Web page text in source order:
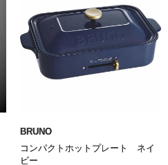
BRUNO
コンパクトホットプレート ネイ
ビー